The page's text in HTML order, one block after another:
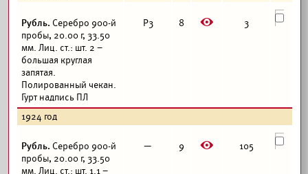
Рубль. Серебро 900-й
пробы, 20.00 г, 33.50
мм. Лиц. ст.: шт. 2 –
большая круглая
запятая.
Полированный чекан.
Гурт надпись ПЛ
Р3 8 E 3
1924 год
Рубль. Серебро 900-й
пробы, 20.00 г, 33.50
мм. Лиц. ст.: шт. 1.1 –
— 9 E 105